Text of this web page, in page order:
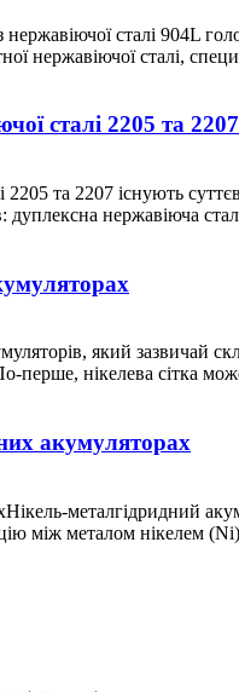
нержавіючої сталі 904L
нержавіючої сталі,
сталі 2205 та 2207
та 2207 існують
дуплексна нержавіюча
який зазвичай
перше, нікелева сітка
акумуляторах
металгідридний
між металом нікелем